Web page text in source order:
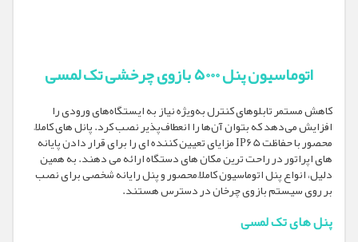
اتوماسیون پنل 5000 بازوی چرخشی تک لمسی
کاهش مستمر تابلو‌های کنترل به‌ویژه نیاز به ایستگاه‌های ورودی را
افزایش می‌دهد که بتوان آن‌ها را انعطاف‌پذیر نصب کرد. پانل های کاملاً
محصور با حفاظت IP65 مزایای تعیین کننده ای را برای قرار دادن پایانه
های اپراتور در راحت ترین مکان های دستگاه ارائه می دهند. به همین
دلیل، انواع پنل اتوماسیون کاملاً محصور و پنل رایانه شخصی برای نصب
بر روی سیستم بازوی چرخان در دسترس هستند.
پنل های تک لمسی